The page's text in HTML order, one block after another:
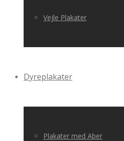
Vejle Plakater
Dyreplakater
Plakater med Aber